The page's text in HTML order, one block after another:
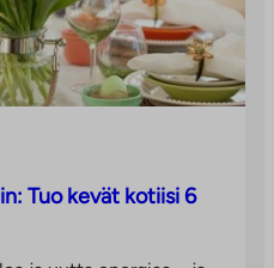
Tuo kevät kotiisi 6